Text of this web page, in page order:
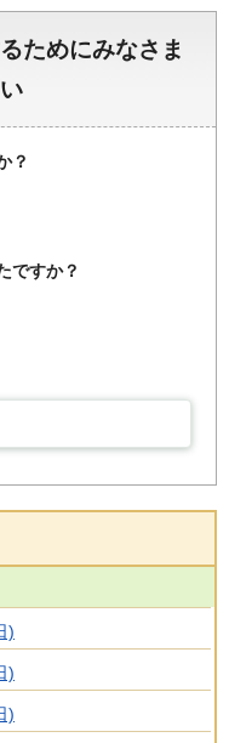
ためにみなさま
？
ですか？
)
)
)